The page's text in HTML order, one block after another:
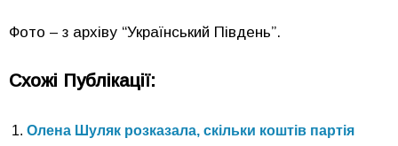
Фото – з архіву “Український Південь”.
Схожі Публікації:
Олена Шуляк розказала, скільки коштів партія